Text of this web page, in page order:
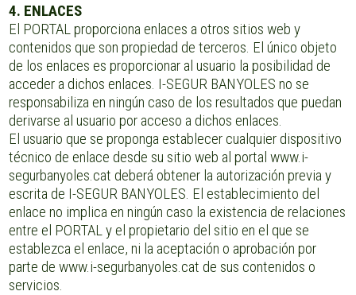
4. ENLACES
El PORTAL proporciona enlaces a otros sitios web y
contenidos que son propiedad de terceros. El único objeto
de los enlaces es proporcionar al usuario la posibilidad de
acceder a dichos enlaces. I-SEGUR BANYOLES no se
responsabiliza en ningún caso de los resultados que puedan
derivarse al usuario por acceso a dichos enlaces.
El usuario que se proponga establecer cualquier dispositivo
técnico de enlace desde su sitio web al portal www.i-
segurbanyoles.cat deberá obtener la autorización previa y
escrita de I-SEGUR BANYOLES. El establecimiento del
enlace no implica en ningún caso la existencia de relaciones
entre el PORTAL y el propietario del sitio en el que se
establezca el enlace, ni la aceptación o aprobación por
parte de www.i-segurbanyoles.cat de sus contenidos o
servicios.